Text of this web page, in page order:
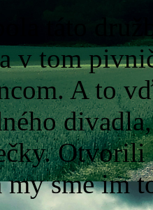
táto
v tom
A to
Otvorili
my sme im